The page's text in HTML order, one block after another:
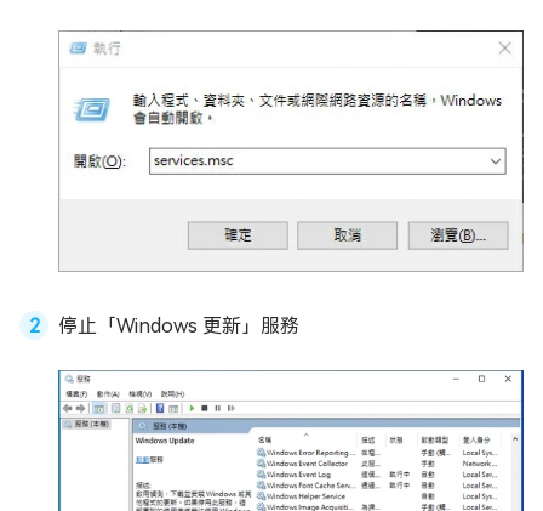
停止「Windows 更新」服務